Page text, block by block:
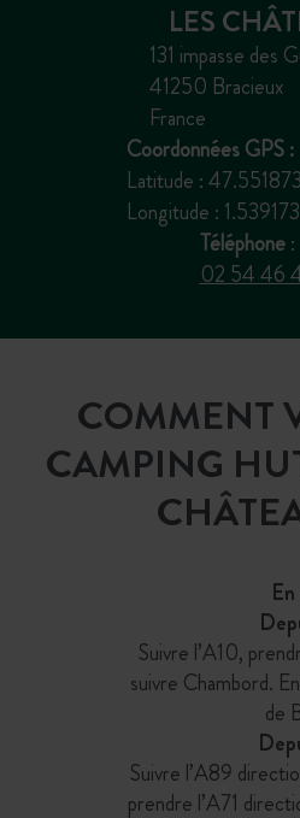
LES
131 impasse des
41250 Bracieux
France
Coordonnées GPS :
Latitude :
Longitude :
Téléphone:
02 54 46
COMMENT
CAMPING
Suivre l’A10,
suivre Chambord.
de
Suivre l’A89
prendre l’A71